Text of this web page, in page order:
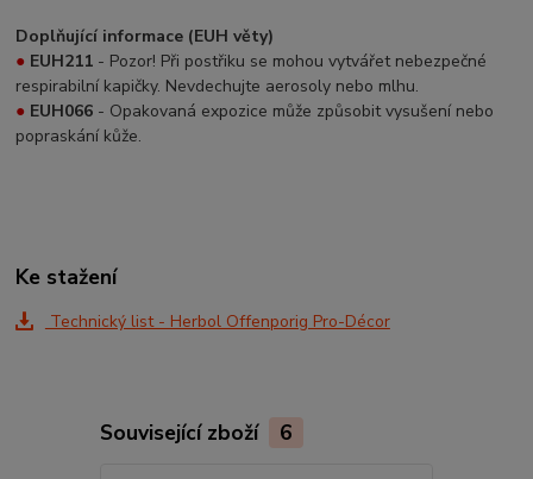
Doplňující informace (EUH věty)
● EUH211 - Pozor! Při postřiku se mohou vytvářet nebezpečné
respirabilní kapičky. Nevdechujte aerosoly nebo mlhu.
● EUH066 - Opakovaná expozice může způsobit vysušení nebo
popraskání kůže.
Ke stažení
Technický list - Herbol Offenporig Pro-Décor
Související zboží 6